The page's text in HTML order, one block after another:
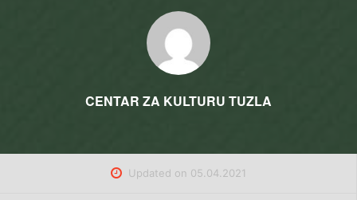
CENTAR ZA KULTURU TUZLA
Updated on 05.04.2021